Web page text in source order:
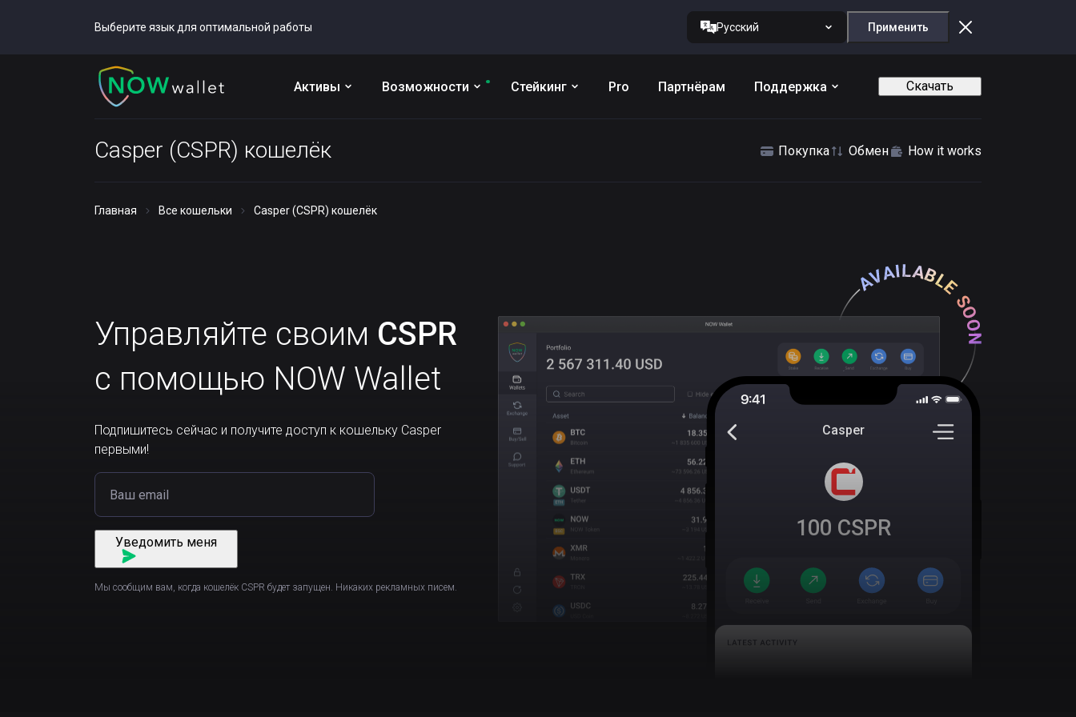
Выберите язык для оптимальной работы Русский Применить
Активы Возможности Стейкинг Pro Партнёрам Поддержка Скачать
Casper (CSPR) кошелёк Покупка Обмен How it works
Главная Все кошельки Casper (CSPR) кошелёк
Управляйте своим CSPR
с помощью NOW Wallet
Подпишитесь сейчас и получите доступ к кошельку Casper
первыми!
Уведомить меня
Мы сообщим вам, когда кошелёк CSPR будет запущен. Никаких рекламных писем.
Casper
100 CSPR